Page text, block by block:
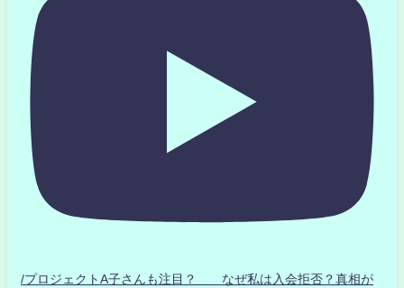
/プロジェクトA子さんも注目？ なぜ私は入会拒否？真相が